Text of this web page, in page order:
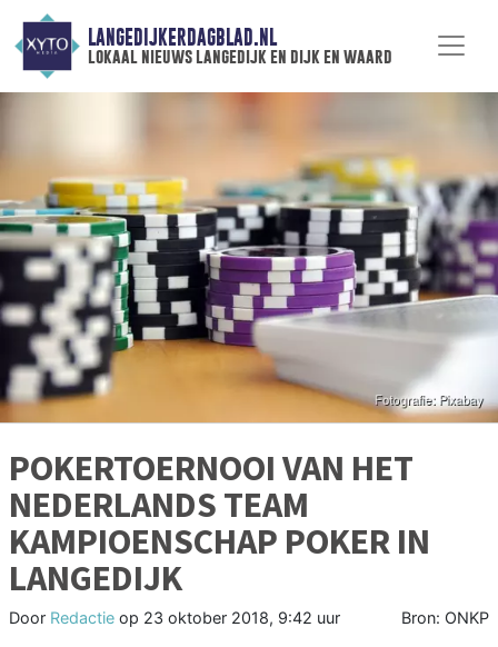
LANGEDIJKERDAGBLAD.NL
lokaal nieuws langedijk en dijk en waard
POKERTOERNOOI VAN HET
NEDERLANDS TEAM
KAMPIOENSCHAP POKER IN
LANGEDIJK
Door Redactie op 23 oktober 2018, 9:42 uur Bron: ONKP